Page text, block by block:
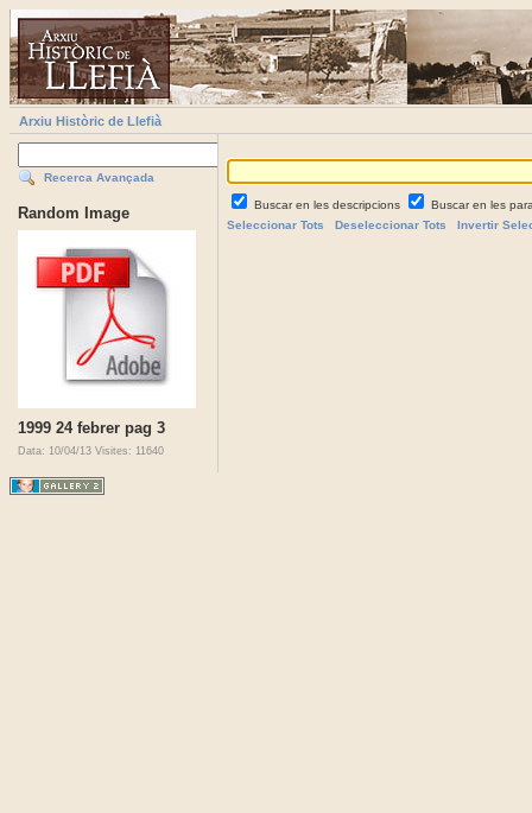
Arxiu Històric de Llefià
Recerca Avançada
Random Image
1999 24 febrer pag 3
Data: 10/04/13 Visites: 11640
Buscar en les descripcions
Buscar en les
Seleccionar Tots
Deseleccionar Tots Invertir